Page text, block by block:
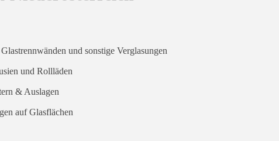
und sonstige Verglasungen
und Rollläden
& Auslagen
auf Glasflächen